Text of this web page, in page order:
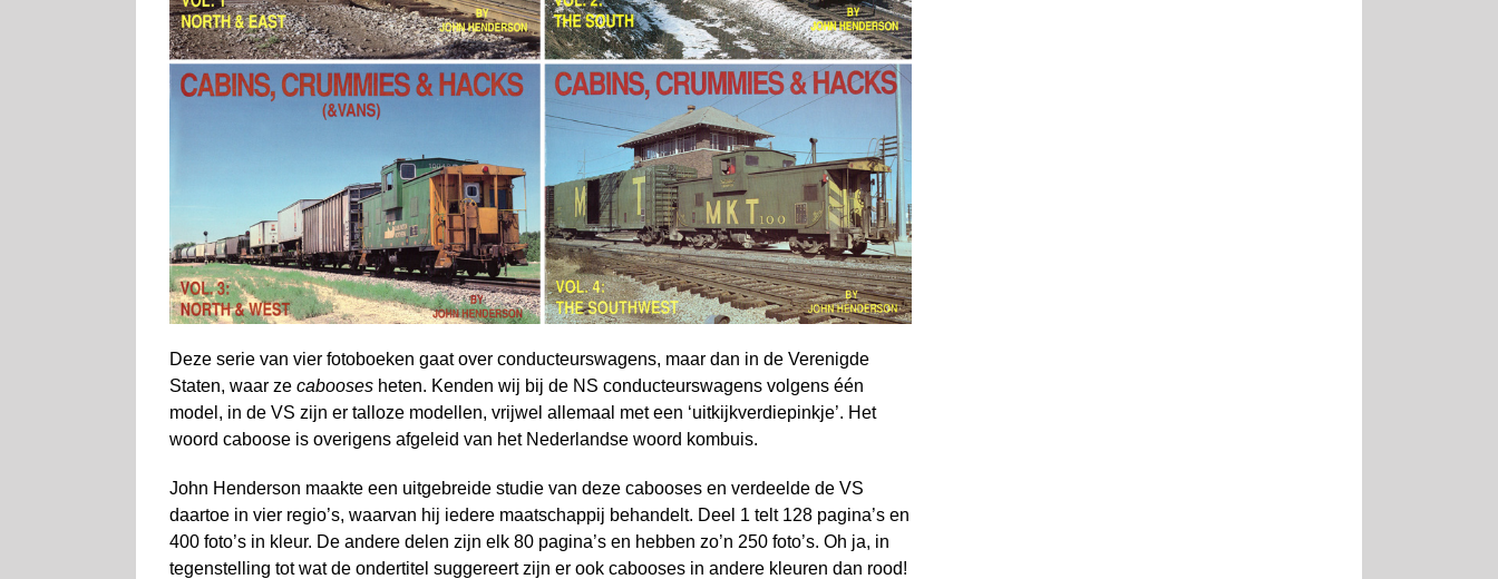
Deze serie van vier fotoboeken gaat over conducteurswagens, maar dan in de Verenigde
Staten, waar ze cabooses heten. Kenden wij bij de NS conducteurs­wagens volgens één
model, in de VS zijn er talloze modellen, vrijwel allemaal met een ‘uitkijkverdiepinkje’. Het
woord caboose is overigens afgeleid van het Nederlandse woord kombuis.
John Henderson maakte een uitgebreide studie van deze cabooses en verdeelde de VS
daartoe in vier regio’s, waarvan hij iedere maatschappij behandelt. Deel 1 telt 128 pagina’s en
400 foto’s in kleur. De andere delen zijn elk 80 pagina’s en hebben zo’n 250 foto’s. Oh ja, in
tegenstelling tot wat de ondertitel suggereert zijn er ook cabooses in andere kleuren dan rood!